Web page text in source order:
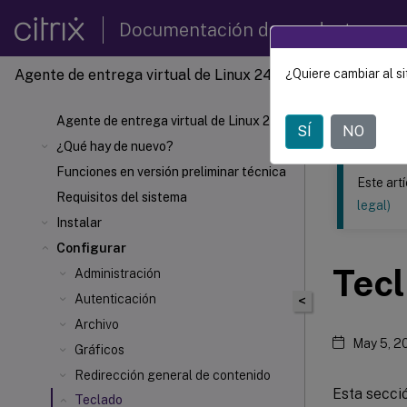
Documentación de productos
Agente de entrega virtual de Linux 2407
Agente de entrega virtual de Linux 2407
¿Qué hay de nuevo?
Funciones en versión preliminar técnica
Requisitos del sistema
Instalar
Configurar
Administración
Autenticación
Archivo
Gráficos
Redirección general de contenido
Teclado
Este
<
Este
legal)
May 5,
Esta
¿Quiere cambiar al
SÍ NO